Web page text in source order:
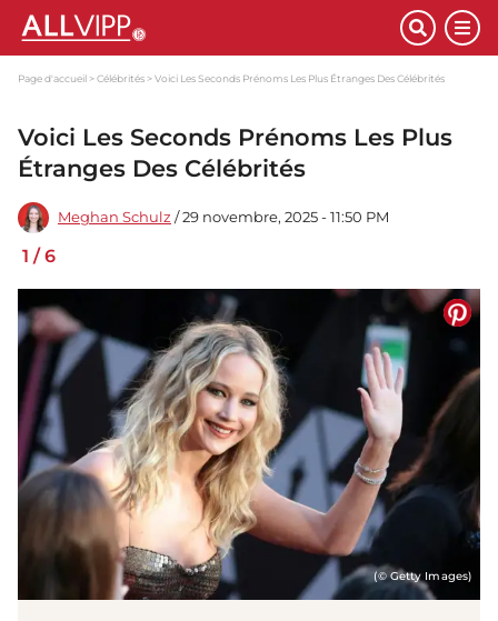
Page d'accueil Célébrités Voici Les Seconds Prénoms Les Plus Étranges Des Célébrités
Voici Les Seconds Prénoms Les Plus
Étranges Des Célébrités
Meghan Schulz / 29 novembre, 2025 - 11:50 PM
1 /6
(© Getty Images)